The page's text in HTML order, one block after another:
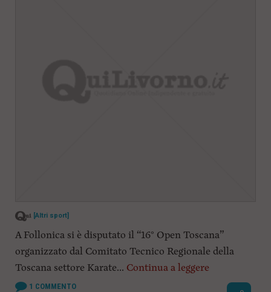
[Altri sport]
A Follonica si è disputato il “16° Open Toscana”
organizzato dal Comitato Tecnico Regionale della
Toscana settore Karate... Continua a leggere
1 COMMENTO